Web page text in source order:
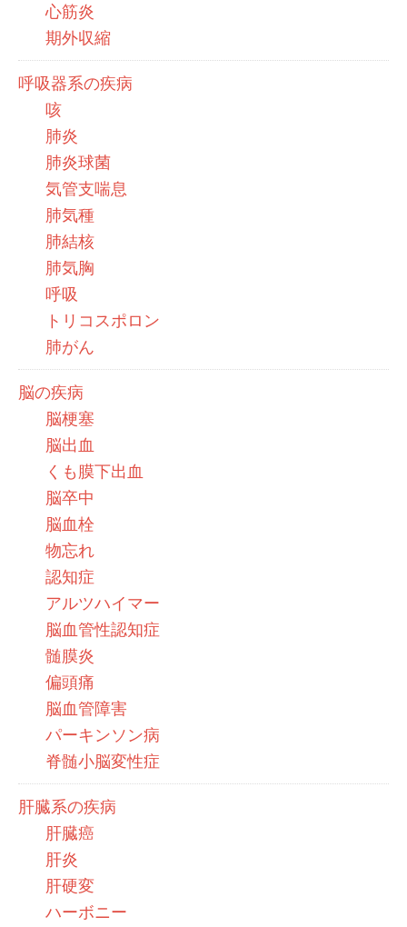
心筋炎
期外収縮
呼吸器系の疾病
咳
肺炎
肺炎球菌
気管支喘息
肺気種
肺結核
肺気胸
呼吸
トリコスポロン
肺がん
脳の疾病
脳梗塞
脳出血
くも膜下出血
脳卒中
脳血栓
物忘れ
認知症
アルツハイマー
脳血管性認知症
髄膜炎
偏頭痛
脳血管障害
パーキンソン病
脊髄小脳変性症
肝臓系の疾病
肝臓癌
肝炎
肝硬変
ハーボニー